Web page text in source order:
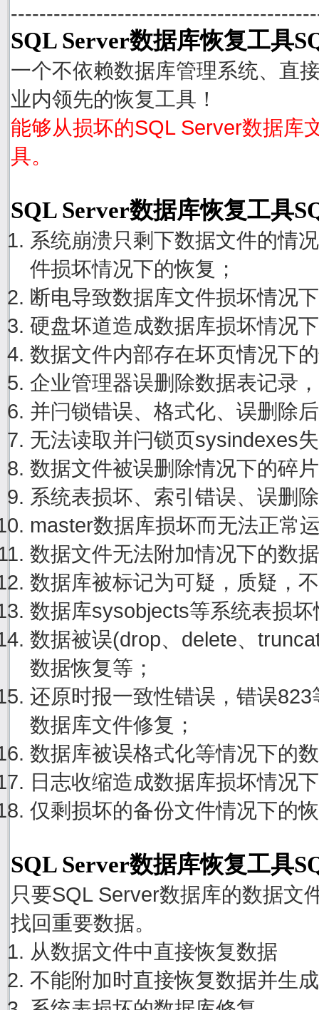
SQL Server数据库恢复工具
一个不依赖数据库管理系统、直
业内领先的恢复工具！
能够从损坏的SQL Server数据库
具。
SQL Server数据库恢复工具
系统崩溃只剩下数据文件的情
件损坏情况下的恢复；
断电导致数据库文件损坏情况
硬盘坏道造成数据库损坏情况
数据文件内部存在坏页情况下
企业管理器误删除数据表记录
并闩锁错误、格式化、误删除
无法读取并闩锁页sysindexes
数据文件被误删除情况下的碎
系统表损坏、索引错误、误删
master数据库损坏而无法正常
数据文件无法附加情况下的数
数据库被标记为可疑，质疑，
数据库sysobjects等系统表损
数据被误(drop、delete、
数据恢复等；
还原时报一致性错误，错误
数据库文件修复；
数据库被误格式化等情况下的
日志收缩造成数据库损坏情况
仅剩损坏的备份文件情况下的
SQL Server数据库恢复工具
只要SQL Server数据库的数据文
找回重要数据。
从数据文件中直接恢复数据
不能附加时直接恢复数据并生